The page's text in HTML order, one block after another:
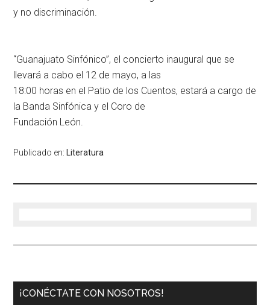
y no discriminación.
“Guanajuato Sinfónico”, el concierto inaugural que se
llevará a cabo el 12 de mayo, a las
18:00 horas en el Patio de los Cuentos, estará a cargo de
la Banda Sinfónica y el Coro de
Fundación León.
Publicado en: Literatura
¡CONÉCTATE CON NOSOTROS!